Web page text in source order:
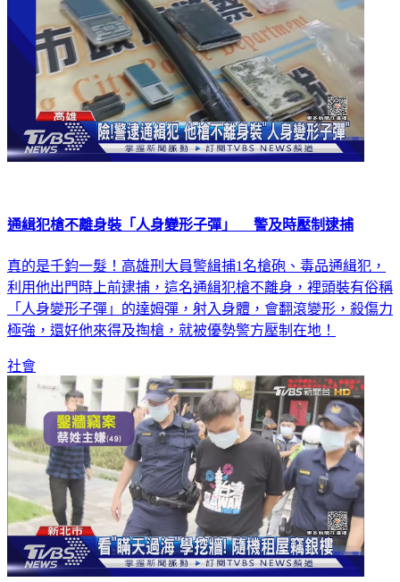
通緝犯槍不離身裝「人身變形子彈」 警及時壓制逮捕
真的是千鈞一髮！高雄刑大員警緝捕1名槍砲、毒品通緝犯，
利用他出門時上前逮捕，這名通緝犯槍不離身，裡頭裝有俗稱
「人身變形子彈」的達姆彈，射入身體，會翻滾變形，殺傷力
極強，還好他來得及掏槍，就被優勢警方壓制在地！
社會